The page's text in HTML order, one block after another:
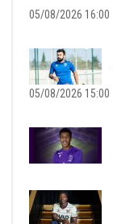
05/08/2026 16:00
05/08/2026 15:00